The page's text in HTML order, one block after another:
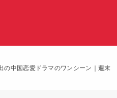
の中国恋愛ドラマのワンシーン｜週末